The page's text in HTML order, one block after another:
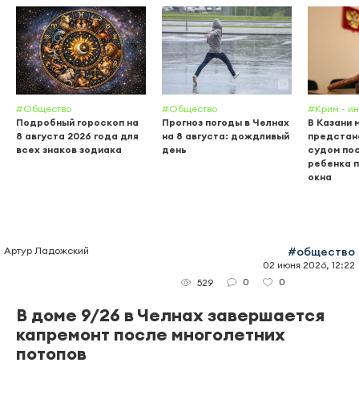
#Общество
Подробный гороскоп на
8 августа 2026 года для
всех знаков зодиака
#Общество
Прогноз погоды в Челнах
на 8 августа: дождливый
день
#Крим -
В Казани
судом
ребенка
окна
Артур Ладожский #общество
02 июня 2026, 12:22
529
0 0
В доме 9/26 в Челнах завершается
капремонт после многолетних
потопов